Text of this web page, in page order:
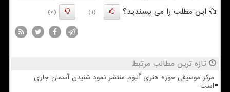
این مطلب را می پسندید؟
(1)
(0)
تازه ترین مطالب مرتبط
مرکز موسیقی حوزه هنری آلبوم منتشر نمود شنیدن آسمان جاری
است